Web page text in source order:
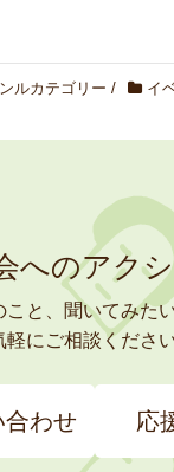
ルカテゴリー / イ
へのアク
と、聞いてみた
軽にご相談ください
合わせ 応